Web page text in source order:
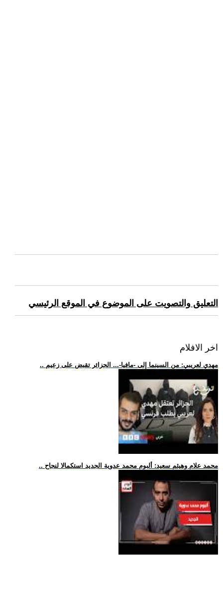
التعليق والتصويت على الموضوع في الموقع الرئيسي
اخر الافلام
.. مهدي لعريبي: من السينما إلى -مافيا-... الجزائر تقبض على زعيم
.. محمد علام وهيثم سعيد: ألبوم محمد عدوية الجديد استكمالا لنجاح